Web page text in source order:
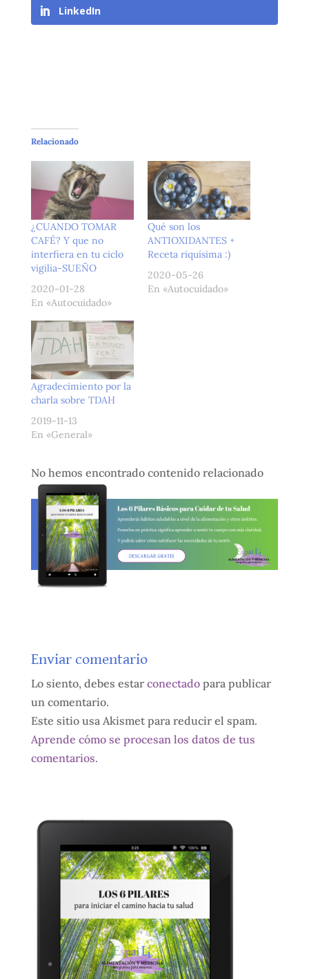
LinkedIn
Relacionado
¿CUANDO TOMAR
CAFÉ? Y que no
interfiera en tu ciclo
vigilia-SUEÑO
2020-01-28
En «Autocuidado»
Qué son los
ANTIOXIDANTES +
Receta riquísima :)
2020-05-26
En «Autocuidado»
Agradecimiento por la
charla sobre TDAH
2019-11-13
En «General»
No hemos encontrado contenido relacionado
Enviar comentario
Lo siento, debes estar conectadopara publicar
un comentario.
Este sitio usa Akismet para reducir el spam.
Aprende cómo se procesan los datos de tus
comentarios.